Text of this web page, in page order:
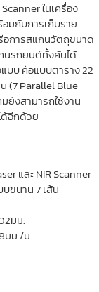
ในเครื่อง
มกับการเก็บราย
อการสแกนวัตถุขนาด
นรถยนต์ทั้งคันได้
บบ คือแบบตาราง 22
(7 Parallel Blue
ยังสามารถใช้งาน
อีกด้วย
และ NIR Scanner
ขนาน 7 เส้น
มม.
มม./ม.